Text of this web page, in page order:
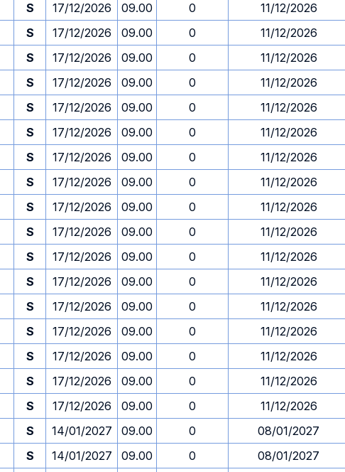
S 17/12/2026 09.00 0
11/12/2026
S 17/12/2026 09.00 0
11/12/2026
S 17/12/2026 09.00 0
11/12/2026
S 17/12/2026 09.00 0
11/12/2026
S 17/12/2026 09.00 0
11/12/2026
S 17/12/2026 09.00 0
11/12/2026
S 17/12/2026 09.00 0
11/12/2026
S 17/12/2026 09.00 0
11/12/2026
S 17/12/2026 09.00 0
11/12/2026
S 17/12/2026 09.00 0
11/12/2026
S 17/12/2026 09.00 0
11/12/2026
S 17/12/2026 09.00 0
11/12/2026
S 17/12/2026 09.00 0
11/12/2026
S 17/12/2026 09.00 0
11/12/2026
S 17/12/2026 09.00 0
11/12/2026
S 17/12/2026 09.00 0
11/12/2026
S 17/12/2026 09.00 0
11/12/2026
S 14/01/2027 09.00 0
08/01/2027
S 14/01/2027 09.00 0
08/01/2027